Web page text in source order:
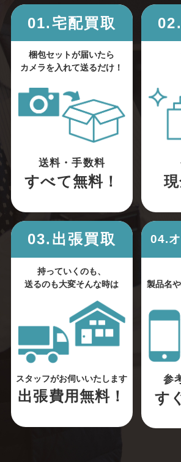
01.宅配買取
梱包セットが届いたら
カメラを入れて送るだけ！
送料・手数料
すべて無料！ 現
03.出張買取
持っていくのも、
送るのも大変そんな時は
スタッフがお伺いいたします
出張費用無料！
04.
製品名
参
す